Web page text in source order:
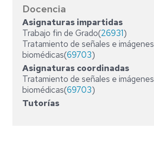
Docencia
Asignaturas impartidas
Trabajo fin de Grado(26931)
Tratamiento de señales e imágenes
biomédicas(69703)
Asignaturas coordinadas
Tratamiento de señales e imágenes
biomédicas(69703)
Tutorías